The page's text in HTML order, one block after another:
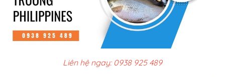
Liên hệ ngay: 0938 925 489